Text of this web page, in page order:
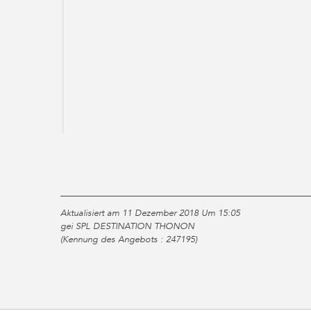
Aktualisiert am 11 Dezember 2018 Um 15:05
gei SPL DESTINATION THONON
(Kennung des Angebots : 247195)